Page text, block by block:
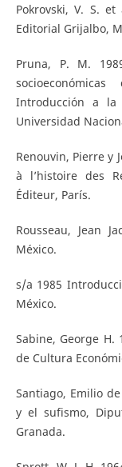
Pokrovski, V. S.
Editorial Grijalbo,
Pruna, P. M.
Introducción a
Universidad
Renouvin, Pierre y
à l’histoire des
Éditeur, París.
Rousseau, Jean
México.
s/a 1985
México.
Sabine, George
de Cultura
Santiago, Emilio
y el sufismo,
Granada.